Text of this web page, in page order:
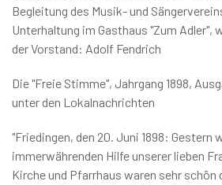
Begleitung des Musik- und
Unterhaltung im Gasthaus "Zum
der Vorstand: Adolf Fendrich
Die "Freie Stimme", Jahrgang 1898,
unter den Lokalnachrichten
"Friedingen, den 20. Juni 1898: Gestern
immerwährenden Hilfe unserer lieben
Kirche und Pfarrhaus waren sehr schön